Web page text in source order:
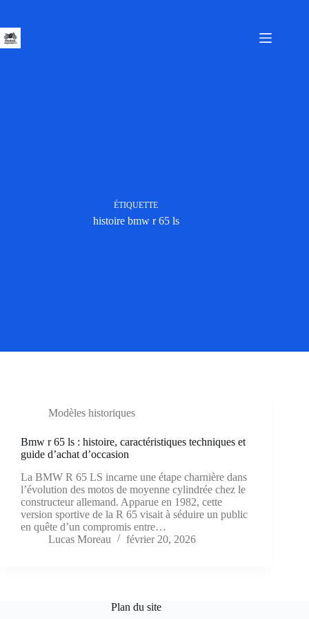
contenu
ÉTIQUETTE
histoire bmw r 65 ls
Modèles historiques
Bmw r 65 ls : histoire, caractéristiques techniques et
guide d’achat d’occasion
La BMW R 65 LS incarne une étape charnière dans
l’évolution des motos de moyenne cylindrée chez le
constructeur allemand. Apparue en 1982, cette
version sportive de la R 65 visait à séduire un public
en quête d’un compromis entre…
Lucas Moreau
février 20, 2026
Plan du site